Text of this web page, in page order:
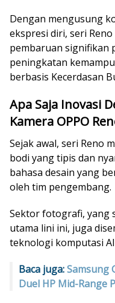
Dengan mengusung
ekspresi diri, seri
pembaruan signifikan
peningkatan
berbasis Kecerdasan
Apa Saja Inovasi
Kamera OPPO
Sejak awal, seri Reno
bodi yang tipis dan
bahasa desain yang
oleh tim pengembang.
Sektor fotografi, yang
utama lini ini, juga
teknologi komputasi
Baca juga:Samsung
Duel HP Mid-Range